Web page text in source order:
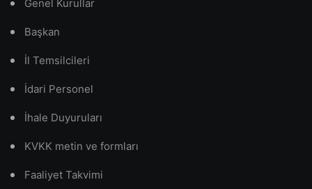
Genel Kurullar
Başkan
İl Temsilcileri
İdari Personel
İhale Duyuruları
KVKK metin ve formları
Faaliyet Takvimi